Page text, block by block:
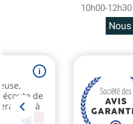
10h00-
Nous